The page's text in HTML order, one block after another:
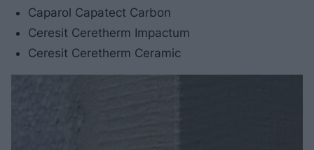
Caparol Capatect Carbon
Ceresit Ceretherm Impactum
Ceresit Ceretherm Ceramic